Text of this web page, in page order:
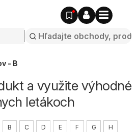
- B
a využite výhodné
letákoch
B C D E F G H